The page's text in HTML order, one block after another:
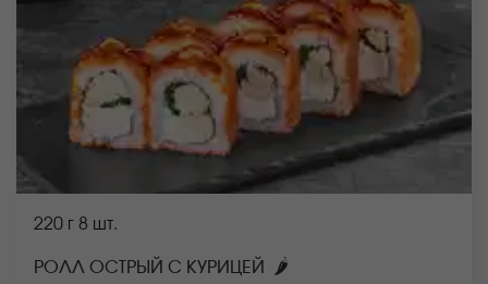
220 г 8 шт.
РОЛЛ ОСТРЫЙ С КУРИЦЕЙ 🌶